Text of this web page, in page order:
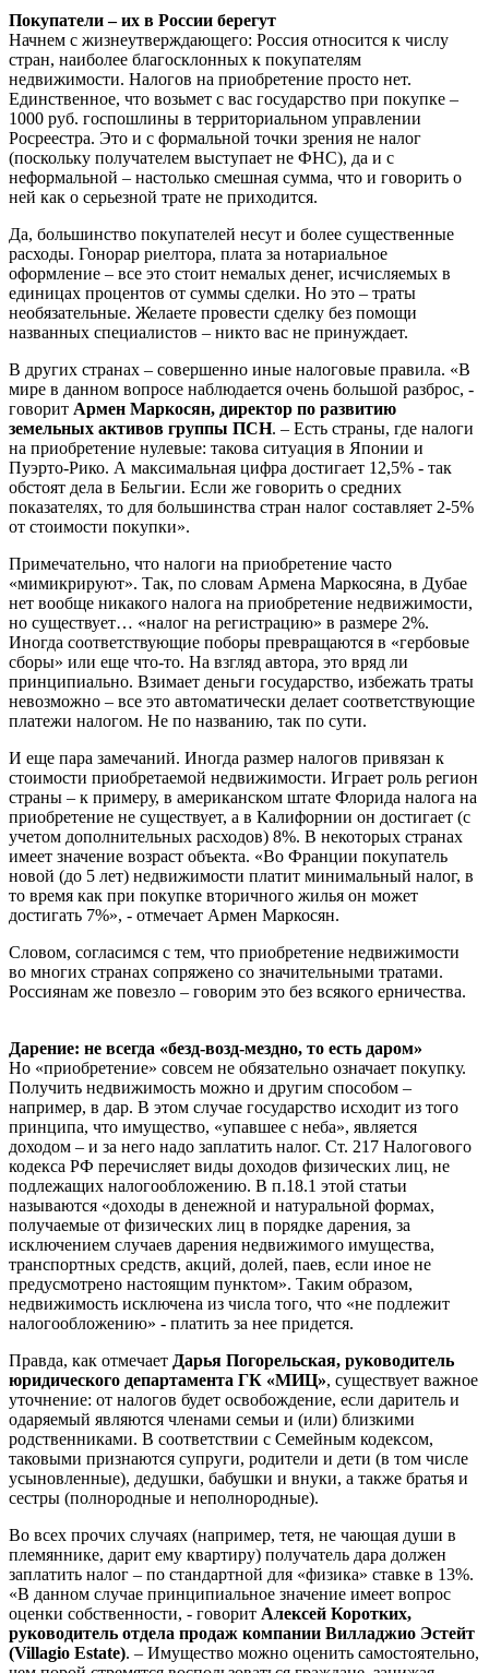
Покупатели – их в России берегут
Начнем с жизнеутверждающего: Россия относится к числу
стран, наиболее благосклонных к покупателям
недвижимости. Налогов на приобретение просто нет.
Единственное, что возьмет с вас государство при покупке –
1000 руб. госпошлины в территориальном управлении
Росреестра. Это и с формальной точки зрения не налог
(поскольку получателем выступает не ФНС), да и с
неформальной – настолько смешная сумма, что и говорить о
ней как о серьезной трате не приходится.
Да, большинство покупателей несут и более существенные
расходы. Гонорар риелтора, плата за нотариальное
оформление – все это стоит немалых денег, исчисляемых в
единицах процентов от суммы сделки. Но это – траты
необязательные. Желаете провести сделку без помощи
названных специалистов – никто вас не принуждает.
В других странах – совершенно иные налоговые правила. «В
мире в данном вопросе наблюдается очень большой разброс, -
говорит Армен Маркосян, директор по развитию
земельных активов группы ПСН. – Есть страны, где налоги
на приобретение нулевые: такова ситуация в Японии и
Пуэрто-Рико. А максимальная цифра достигает 12,5% - так
обстоят дела в Бельгии. Если же говорить о средних
показателях, то для большинства стран налог составляет 2-5%
от стоимости покупки».
Примечательно, что налоги на приобретение часто
«мимикрируют». Так, по словам Армена Маркосяна, в Дубае
нет вообще никакого налога на приобретение недвижимости,
но существует… «налог на регистрацию» в размере 2%.
Иногда соответствующие поборы превращаются в «гербовые
сборы» или еще что-то. На взгляд автора, это вряд ли
принципиально. Взимает деньги государство, избежать траты
невозможно – все это автоматически делает соответствующие
платежи налогом. Не по названию, так по сути.
И еще пара замечаний. Иногда размер налогов привязан к
стоимости приобретаемой недвижимости. Играет роль регион
страны – к примеру, в американском штате Флорида налога на
приобретение не существует, а в Калифорнии он достигает (с
учетом дополнительных расходов) 8%. В некоторых странах
имеет значение возраст объекта. «Во Франции покупатель
новой (до 5 лет) недвижимости платит минимальный налог, в
то время как при покупке вторичного жилья он может
достигать 7%», - отмечает Армен Маркосян.
Словом, согласимся с тем, что приобретение недвижимости
во многих странах сопряжено со значительными тратами.
Россиянам же повезло – говорим это без всякого ерничества.
Дарение: не всегда «безд-возд-мездно, то есть даром»
Но «приобретение» совсем не обязательно означает покупку.
Получить недвижимость можно и другим способом –
например, в дар. В этом случае государство исходит из того
принципа, что имущество, «упавшее с неба», является
доходом – и за него надо заплатить налог. Ст. 217 Налогового
кодекса РФ перечисляет виды доходов физических лиц, не
подлежащих налогообложению. В п.18.1 этой статьи
называются «доходы в денежной и натуральной формах,
получаемые от физических лиц в порядке дарения, за
исключением случаев дарения недвижимого имущества,
транспортных средств, акций, долей, паев, если иное не
предусмотрено настоящим пунктом». Таким образом,
недвижимость исключена из числа того, что «не подлежит
налогообложению» - платить за нее придется.
Правда, как отмечает Дарья Погорельская, руководитель
юридического департамента ГК «МИЦ», существует важное
уточнение: от налогов будет освобождение, если даритель и
одаряемый являются членами семьи и (или) близкими
родственниками. В соответствии с Семейным кодексом,
таковыми признаются супруги, родители и дети (в том числе
усыновленные), дедушки, бабушки и внуки, а также братья и
сестры (полнородные и неполнородные).
Во всех прочих случаях (например, тетя, не чающая души в
племяннике, дарит ему квартиру) получатель дара должен
заплатить налог – по стандартной для «физика» ставке в 13%.
«В данном случае принципиальное значение имеет вопрос
оценки собственности, - говорит Алексей Коротких,
руководитель отдела продаж компании Вилладжио Эстейт
(Villagio Estate). – Имущество можно оценить самостоятельно,